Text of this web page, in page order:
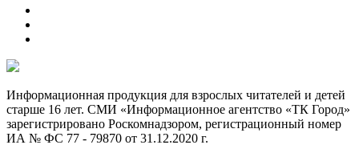
Информационная продукция для взрослых читателей и детей
старше 16 лет. СМИ «Информационное агентство «ТК Город»
зарегистрировано Роскомнадзором, регистрационный номер
ИА № ФС 77 - 79870 от 31.12.2020 г.